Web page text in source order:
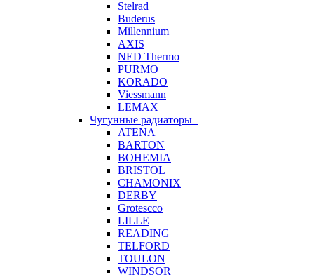
Stelrad
Buderus
Millennium
AXIS
NED Thermo
PURMO
KORADO
Viessmann
LEMAX
Чугунные радиаторы
ATENA
BARTON
BOHEMIA
BRISTOL
CHAMONIX
DERBY
Grotescco
LILLE
READING
TELFORD
TOULON
WINDSOR